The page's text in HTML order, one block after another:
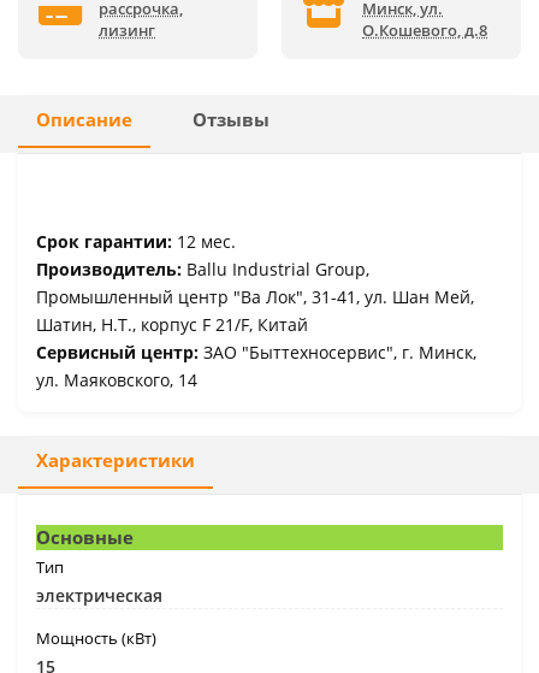
рассрочка,
лизинг
Минск, ул.
О.Кошевого, д.8
Описание Отзывы
Срок гарантии: 12 мес.
Производитель: Ballu Industrial Group,
Промышленный центр "Ва Лок", 31-41, ул. Шан Мей,
Шатин, Н.Т., корпус F 21/F, Китай
Сервисный центр: ЗАО "Быттехносервис", г. Минск,
ул. Маяковского, 14
Характеристики
Основные
Тип
электрическая
Мощность (кВт)
15